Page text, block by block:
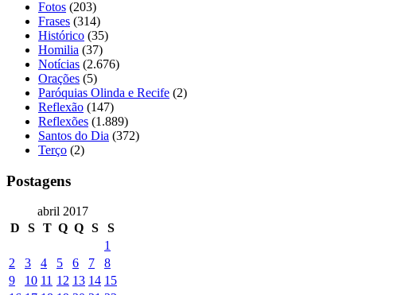
Fotos (203)
Frases (314)
Histórico (35)
Homilia (37)
Notícias (2.676)
Orações (5)
Paróquias Olinda e Recife (2)
Reflexão (147)
Reflexões (1.889)
Santos do Dia (372)
Terço (2)
Postagens
abril 2017
D
S T Q Q S
S
1
2
3 4 5 6 7
8
9
10 11 12 13 14 15